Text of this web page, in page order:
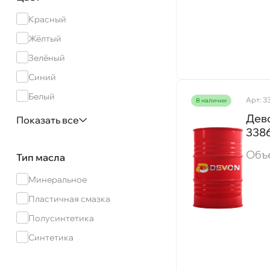
Castrol
Chevron
EFELE
Eni(Agip)
Febi
LIQUI MOLY
LUXEOIL
Lecar
Mannol
Красный
Жёлтый
Зелёный
Синий
Белый
Жёлто-коричневый
Прозрачный
Тёмно-коричневый
Тёмно-серый
Чёрный
Серый
Показать все
Тип масла
Минеральное
Пластичная смазка
Полусинтетика
Синтетика
наличии Арт: